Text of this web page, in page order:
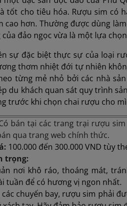
tốt cho tiêu hóa. Rượu sim có
cao hơn. Thường được dùng
đảo ngọc vừa là một lựa
sự đặc biệt thực sự của loại
thơm nhiệt đới tự nhiên
từng mẻ nhỏ bởi các nhà
du khách quan sát quy trình
trước khi chọn chai rượu cho
bán tại các trang trại rượu
qua trang web chính thức.
100.000 đến 300.000 VND tùy
trọng:
nơi khô ráo, thoáng mát,
tuần để có hương vị ngon nhất.
chuyến bay, rượu sim phải